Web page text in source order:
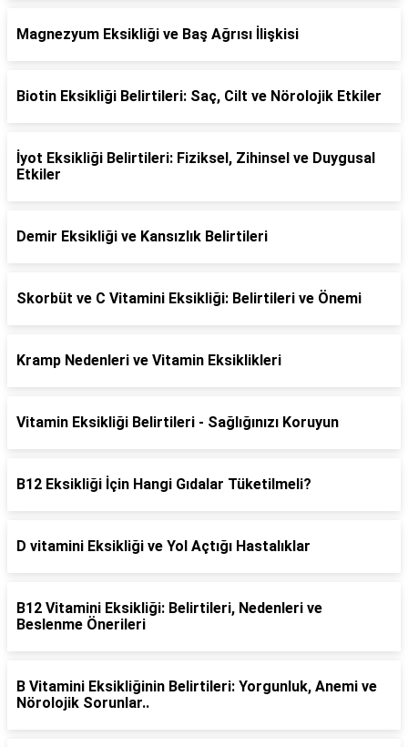
Magnezyum Eksikliği ve Baş Ağrısı İlişkisi
Biotin Eksikliği Belirtileri: Saç, Cilt ve Nörolojik Etkiler
İyot Eksikliği Belirtileri: Fiziksel, Zihinsel ve Duygusal
Etkiler
Demir Eksikliği ve Kansızlık Belirtileri
Skorbüt ve C Vitamini Eksikliği: Belirtileri ve Önemi
Kramp Nedenleri ve Vitamin Eksiklikleri
Vitamin Eksikliği Belirtileri - Sağlığınızı Koruyun
B12 Eksikliği İçin Hangi Gıdalar Tüketilmeli?
D vitamini Eksikliği ve Yol Açtığı Hastalıklar
B12 Vitamini Eksikliği: Belirtileri, Nedenleri ve
Beslenme Önerileri
B Vitamini Eksikliğinin Belirtileri: Yorgunluk, Anemi ve
Nörolojik Sorunlar..